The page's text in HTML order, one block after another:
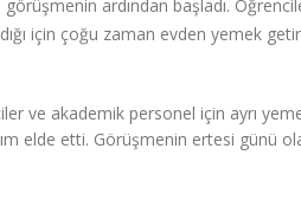
ardından başladı.
için çoğu zaman evden yemek
ve akademik personel için ayrı
elde etti. Görüşmenin ertesi günü